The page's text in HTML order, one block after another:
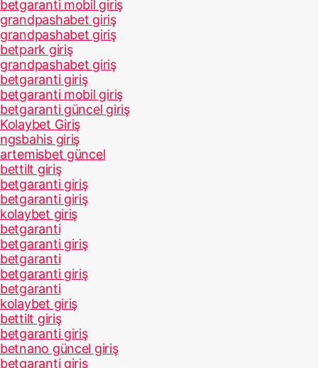
betgaranti mobil giriş
grandpashabet giriş
grandpashabet giriş
betpark giriş
grandpashabet giriş
betgaranti giriş
betgaranti mobil giriş
betgaranti güncel giriş
Kolaybet Giriş
ngsbahis giriş
artemisbet güncel
bettilt giriş
betgaranti giriş
betgaranti giriş
kolaybet giriş
betgaranti
betgaranti giriş
betgaranti
betgaranti giriş
betgaranti
kolaybet giriş
bettilt giriş
betgaranti giriş
betnano güncel giriş
betgaranti giriş